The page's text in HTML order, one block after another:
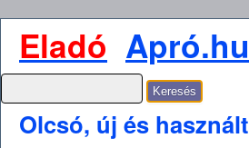
Eladó Apró.hu
Olcsó, új és használt